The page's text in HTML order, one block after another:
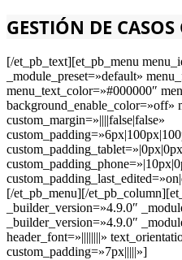
GESTIÓN DE CASOS
[/et_pb_text][et_pb_menu
_module_preset=»default»
menu_text_color=»#000000″
background_enable_color=»off»
custom_margin=»||||false|false»
[/et_pb_menu][/
_builder_version=»4.9.0″
_builder_version=»4.9.0″
header_font=»||||||||»
custom_padding=»7px|||||»]